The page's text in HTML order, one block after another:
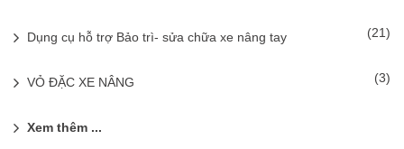
Dụng cụ hỗ trợ Bảo trì- sửa chữa xe nâng tay (21)
VỎ ĐẶC XE NÂNG (3)
Xem thêm ...